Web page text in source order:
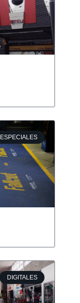
ESPECIALES
DIGITALES